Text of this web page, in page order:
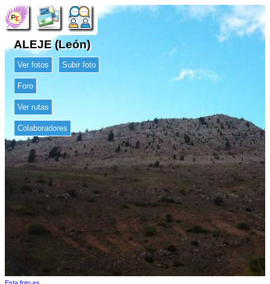
ALEJE (León)
Ver fotos Subir foto
Foro
Ver rutas
Colaboradores